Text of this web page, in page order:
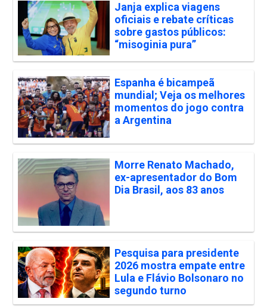
Janja explica viagens
oficiais e rebate críticas
sobre gastos públicos:
“misoginia pura”
Espanha é bicampeã
mundial; Veja os melhores
momentos do jogo contra
a Argentina
Morre Renato Machado,
ex-apresentador do Bom
Dia Brasil, aos 83 anos
Pesquisa para presidente
2026 mostra empate entre
Lula e Flávio Bolsonaro no
segundo turno